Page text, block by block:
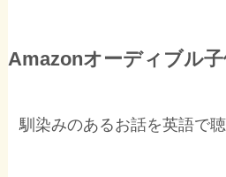
Amazonオーディブル
馴染みのあるお話を英語で